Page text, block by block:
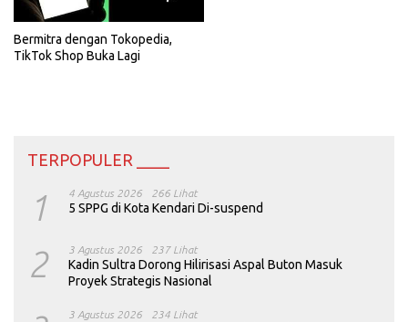
Bermitra dengan Tokopedia,
TikTok Shop Buka Lagi
TERPOPULER ____
1 4 Agustus 2026 266 Lihat
5 SPPG di Kota Kendari Di-suspend
2 3 Agustus 2026 237 Lihat
Kadin Sultra Dorong Hilirisasi Aspal Buton Masuk
Proyek Strategis Nasional
3 Agustus 2026 234 Lihat